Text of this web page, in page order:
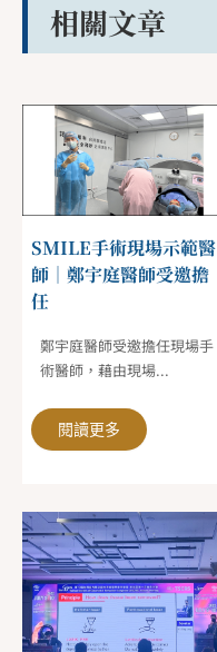
相關文章
SMILE手術現場示範醫
師｜鄭宇庭醫師受邀擔
任
鄭宇庭醫師受邀擔任現場手
術醫師，藉由現場...
閱讀更多